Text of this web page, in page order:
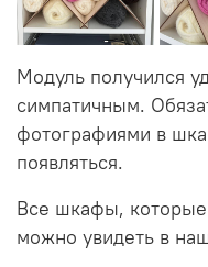
Модуль получился
симпатичным.
фотографиями в
появляться.
Все шкафы,
можно увидеть в